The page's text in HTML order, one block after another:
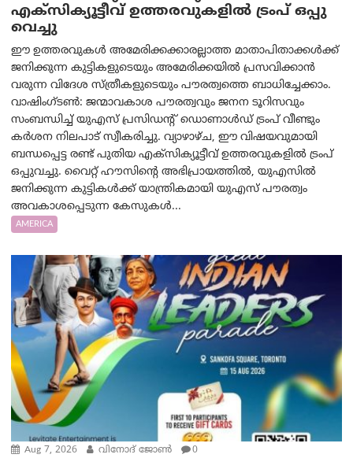
എക്സിക്യൂട്ടീവ് ഉത്തരവുകളിൽ ട്രംപ് ഒപ്പു
വെച്ചു
ഈ ഉത്തരവുകൾ അമേരിക്കക്കാരല്ലാത്ത മാതാപിതാക്കൾക്ക്
ജനിക്കുന്ന കുട്ടികളുടെയും അമേരിക്കയിൽ പ്രസവിക്കാൻ
വരുന്ന വിദേശ സ്ത്രീകളുടെയും പൗരത്വത്തെ ബാധിച്ചേക്കാം.
വാഷിംഗ്ടണ്‍: ജന്മാവകാശ പൗരത്വവും ജനന ടൂറിസവും
സംബന്ധിച്ച് യുഎസ് പ്രസിഡന്റ് ഡൊണാൾഡ് ട്രംപ് വീണ്ടും
കർശന നിലപാട് സ്വീകരിച്ചു. വ്യാഴാഴ്ച, ഈ വിഷയവുമായി
ബന്ധപ്പെട്ട രണ്ട് പുതിയ എക്സിക്യൂട്ടീവ് ഉത്തരവുകളിൽ ട്രംപ്
ഒപ്പുവച്ചു. വൈറ്റ് ഹൗസിന്റെ അഭിപ്രായത്തിൽ, യുഎസിൽ
ജനിക്കുന്ന കുട്ടികൾക്ക് യാന്ത്രികമായി യുഎസ് പൗരത്വം
അവകാശപ്പെടുന്ന കേസുകൾ...
AMERICA
Aug 7, 2026 വിനോദ് ജോൺ 0